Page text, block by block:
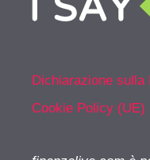
Dichiarazione sulla
Cookie Policy (UE)